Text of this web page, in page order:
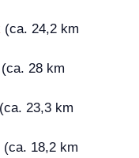
(ca. 24,2 km
(ca. 28 km
(ca. 23,3 km
(ca. 18,2 km